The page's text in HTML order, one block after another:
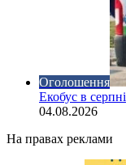
Оголошення
Екобус в серпні
04.08.2026
На правах реклами